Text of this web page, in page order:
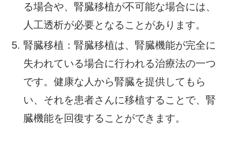
る場合や、腎臓移植が不可能な場合には、
人工透析が必要となることがあります。
腎臓移植：腎臓移植は、腎臓機能が完全に
失われている場合に行われる治療法の一つ
です。健康な人から腎臓を提供してもら
い、それを患者さんに移植することで、腎
臓機能を回復することができます。